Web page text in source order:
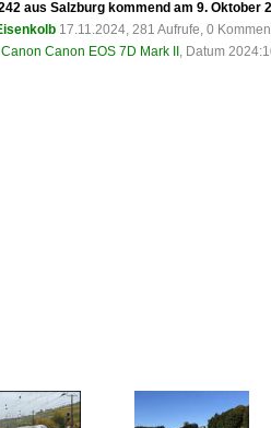
aus Salzburg kommend am 9. Oktober
17.11.2024, 281 Aufrufe, 0
Canon Canon EOS 7D Mark II , Datum